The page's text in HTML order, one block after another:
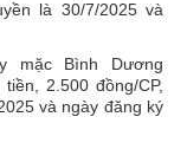
là 30/7/2025 và
mặc Bình Dương
2.500 đồng/CP,
và ngày đăng ký